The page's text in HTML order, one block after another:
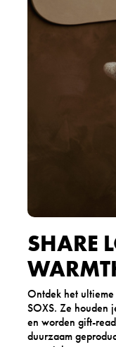
SHARE
Ontdek het
SOXS. Ze houden
en worden gift-
duurzaam